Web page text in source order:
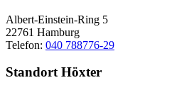
Albert-Einstein-Ring 5
22761 Hamburg
Telefon: 040 788776-29
Standort Höxter